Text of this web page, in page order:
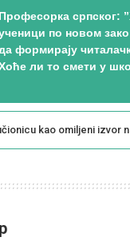
Професорка српског:
по новом
формирају
ли то смети у
kao omiljeni izvor